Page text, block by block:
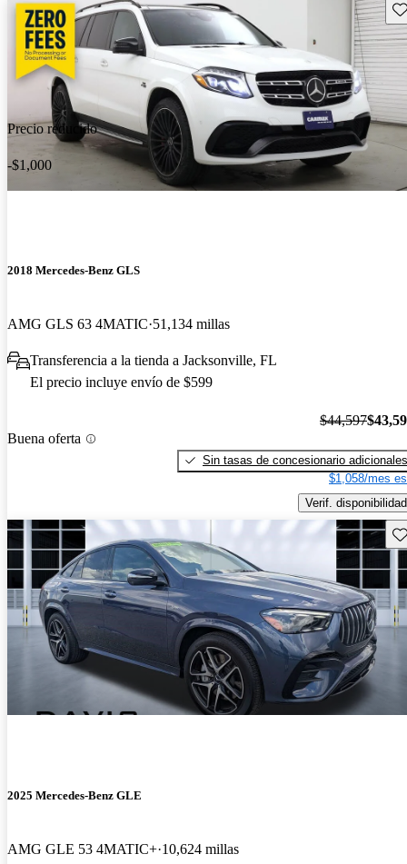
Precio reducido
-$1,000
2018 Mercedes-Benz GLS
AMG GLS 63 4MATIC 51,134 millas
Transferencia a la tienda a Jacksonville, FL
El precio incluye envío de $599
Buena oferta
$44,597
Sin tasas de concesionario adicionales
$1,058/mes
Verif. disponibilidad
2025 Mercedes-Benz GLE
AMG GLE 53 4MATIC+ 10,624 millas